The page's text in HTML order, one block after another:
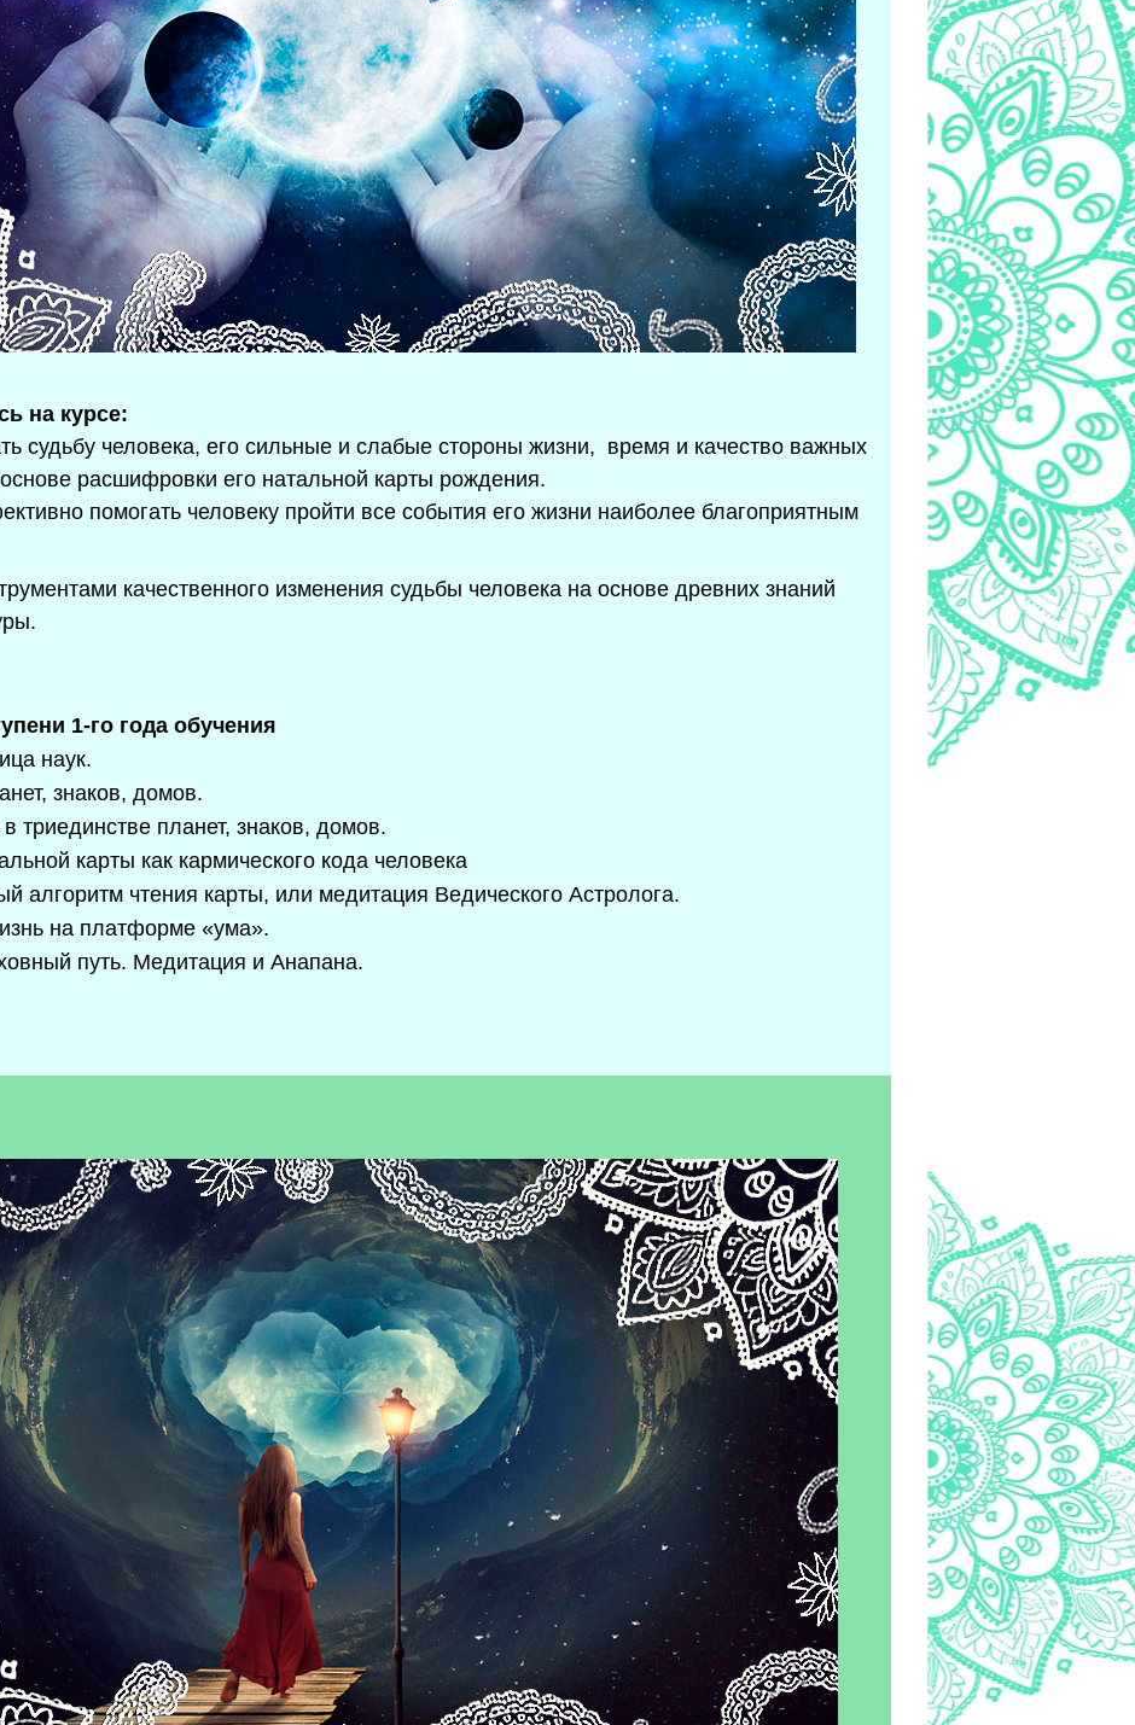
на курсе:
судьбу человека, его сильные и слабые стороны жизни, время и качество важных
расшифровки его натальной карты рождения.
помогать человеку пройти все события его жизни наиболее благоприятным
качественного изменения судьбы человека на основе древних знаний
1-го года обучения
наук.
знаков, домов.
триединстве планет, знаков, домов.
карты как кармического кода человека
алгоритм чтения карты, или медитация Ведического Астролога.
на платформе «ума».
путь. Медитация и Анапана.